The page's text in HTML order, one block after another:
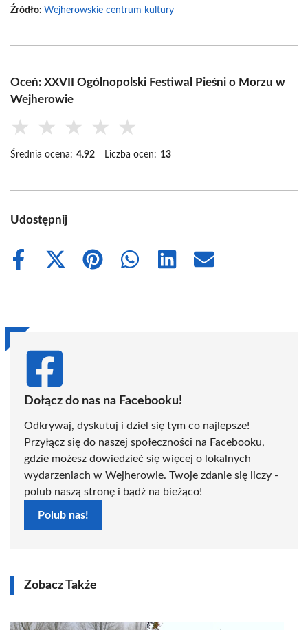
Źródło: Wejherowskie centrum kultury
Oceń: XXVII Ogólnopolski Festiwal Pieśni o Morzu w
Wejherowie
★ ★ ★ ★ ★
Średnia ocena: 4.92 Liczba ocen: 13
Udostępnij
Share
Share
(Twitter)
Share
Share
Share
Share
Dołącz do nas na Facebooku!
Odkrywaj, dyskutuj i dziel się tym co najlepsze!
Przyłącz się do naszej społeczności na Facebooku,
gdzie możesz dowiedzieć się więcej o lokalnych
wydarzeniach w Wejherowie. Twoje zdanie się liczy -
polub naszą stronę i bądź na bieżąco!
Polub nas!
Zobacz Także